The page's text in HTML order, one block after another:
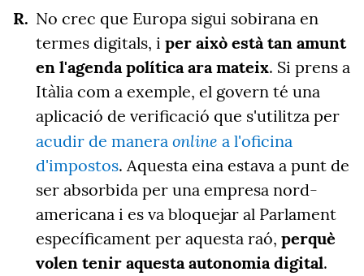
No crec que Europa sigui sobirana en
termes digitals, i per això està tan amunt
en l'agenda política ara mateix. Si prens a
Itàlia com a exemple, el govern té una
aplicació de verificació que s'utilitza per
acudir de manera online a l'oficina
d'impostos. Aquesta eina estava a punt de
ser absorbida per una empresa nord-
americana i es va bloquejar al Parlament
específicament per aquesta raó, perquè
volen tenir aquesta autonomia digital.